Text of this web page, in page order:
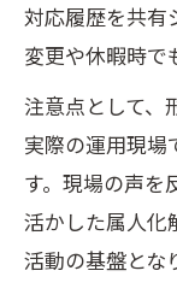
対応履歴を共有
変更や休暇時で
注意点として、
実際の運用現場
す。現場の声を
活かした属人化
活動の基盤とな